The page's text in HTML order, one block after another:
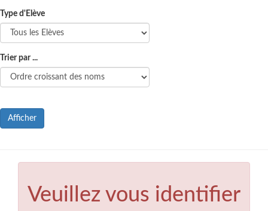
Type d'Elève
Trier par ...
Afficher
Veuillez vous identifier